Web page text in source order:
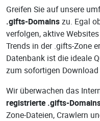
Greifen Sie auf unsere
.gifts-Domainszu. Egal
verfolgen, aktive
Trends in der .gifts-Zone
Datenbank ist die ideale
zum sofortigen Download
Wir überwachen das
registrierte .gifts-
Zone-Dateien, Crawlern